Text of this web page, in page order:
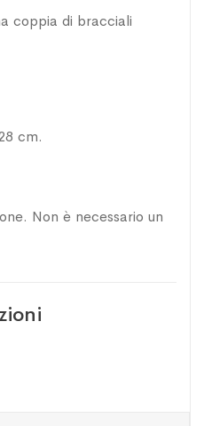
coppia di bracciali
cm.
Non è necessario un